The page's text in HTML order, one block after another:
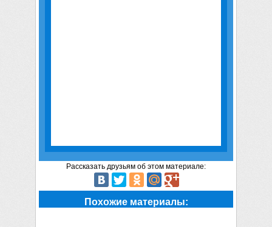
Рассказать друзьям об этом материале:
Похожие материалы: